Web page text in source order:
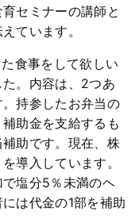
セミナーの講師と
ています。
食事をして欲しい
。内容は、2つあ
持参したお弁当の
助金を支給するも
助です。現在、株
導入しています。
塩分5％未満のヘ
は代金の1部を補助